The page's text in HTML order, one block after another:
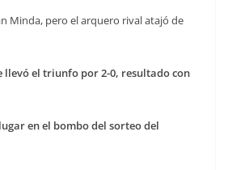
Minda, pero el arquero rival atajó de
llevó el triunfo por 2-0, resultado con
en el bombo del sorteo del